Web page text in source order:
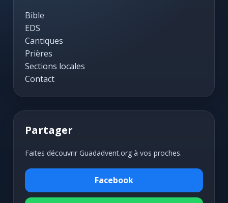
Bible
EDS
Cantiques
Prières
Sections locales
Contact
Partager
Faites découvrir Guadadvent.org à vos proches.
Facebook